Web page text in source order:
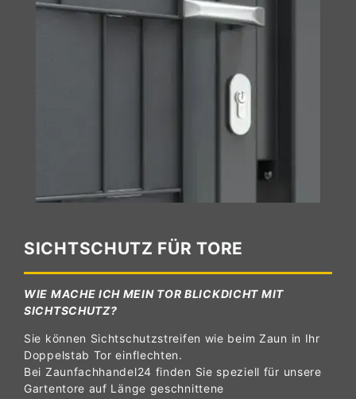
SICHTSCHUTZ FÜR TORE
WIE MACHE ICH MEIN TOR BLICKDICHT MIT
SICHTSCHUTZ?
Sie können Sichtschutzstreifen wie beim Zaun in Ihr
Doppelstab Tor einflechten.
Bei Zaunfachhandel24 finden Sie speziell für unsere
Gartentore auf Länge geschnittene